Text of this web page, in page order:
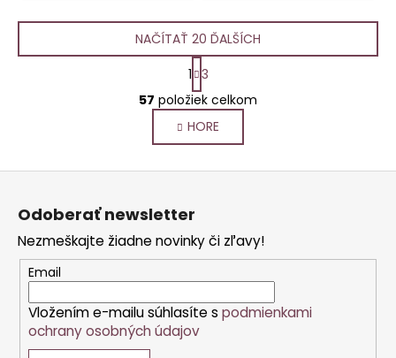
O
v
l
á
d
e
p
r
v
k
y
NAČÍTAŤ 20 ĎALŠÍCH
S
t
r
á
n
k
o
i
e
1 3
57 položiek celkom
HORE
Odoberať newsletter
Nezmeškajte žiadne novinky či zľavy!
Email
Vložením e-mailu súhlasíte s podmienkami
ochrany osobných údajov